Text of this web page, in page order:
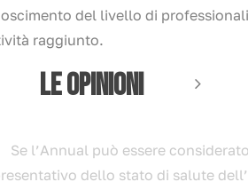
del livello di
raggiunto.
LE OPINIONI
Se l’Annual può essere
dello stato di salute